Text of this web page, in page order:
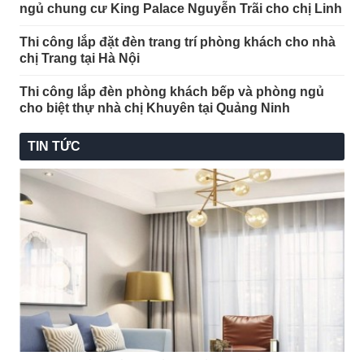
ngủ chung cư King Palace Nguyễn Trãi cho chị Linh
Thi công lắp đặt đèn trang trí phòng khách cho nhà
chị Trang tại Hà Nội
Thi công lắp đèn phòng khách bếp và phòng ngủ
cho biệt thự nhà chị Khuyên tại Quảng Ninh
TIN TỨC